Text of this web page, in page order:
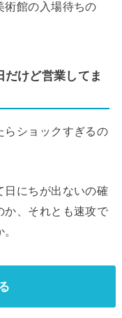
術館の入場待ちの
けど営業してま
らショックすぎるの
日にちが出ないの確
か、それとも速攻で